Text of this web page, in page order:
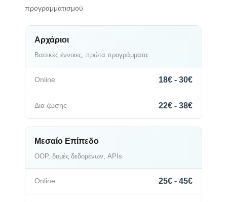
προγραμματισμού
Αρχάριοι
Βασικές έννοιες, πρώτα προγράμματα
18€ - 30€
22€ - 38€
Μεσαίο Επίπεδο
OOP, δομές δεδομένων, APIs
25€ - 45€